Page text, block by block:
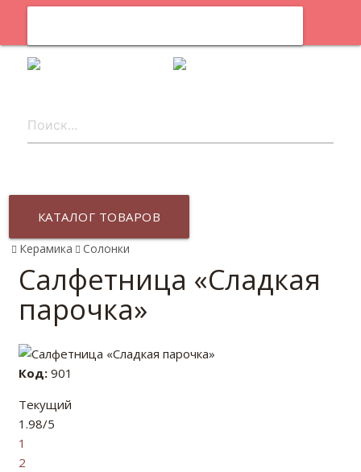
КАТАЛОГ ТОВАРОВ
Керамика Солонки
Салфетница «Сладкая
парочка»
Код:901
Текущий
1.98/5
1
2